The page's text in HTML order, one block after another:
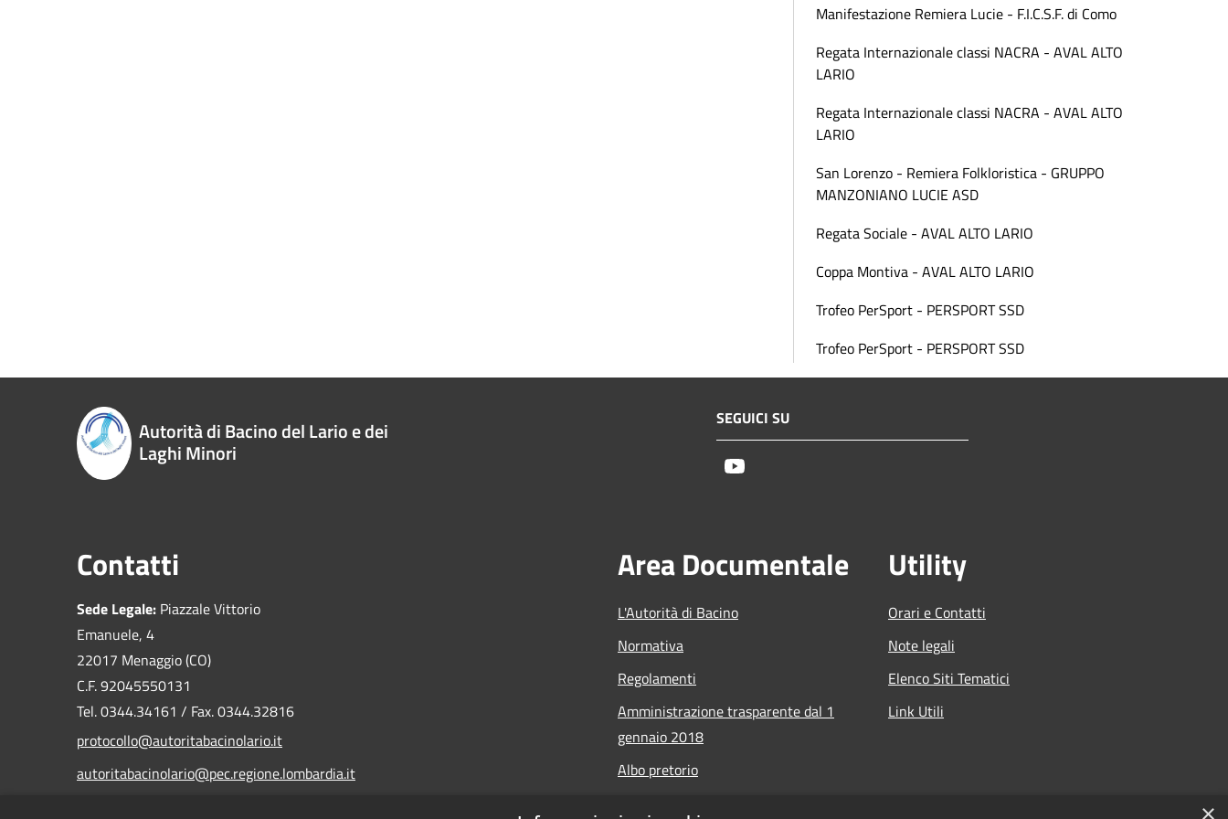
Manifestazione Remiera Lucie - F.I.C.S.F. di Como
Regata Internazionale classi NACRA - AVAL ALTO
LARIO
Regata Internazionale classi NACRA - AVAL ALTO
LARIO
San Lorenzo - Remiera Folkloristica - GRUPPO
MANZONIANO LUCIE ASD
Regata Sociale - AVAL ALTO LARIO
Coppa Montiva - AVAL ALTO LARIO
Trofeo PerSport - PERSPORT SSD
Trofeo PerSport - PERSPORT SSD
Autorità di Bacino del Lario e dei
Laghi Minori
SEGUICI SU
Contatti
Sede Legale: Piazzale Vittorio
Emanuele, 4
22017 Menaggio (CO)
C.F. 92045550131
Tel. 0344.34161 / Fax. 0344.32816
protocollo@autoritabacinolario.it
autoritabacinolario@pec.regione.lombardia.it
Area Documentale
L'Autorità di Bacino
Normativa
Regolamenti
Amministrazione trasparente dal 1
gennaio 2018
Albo pretorio
Utility
Orari e Contatti
Note legali
Elenco Siti Tematici
Link Utili